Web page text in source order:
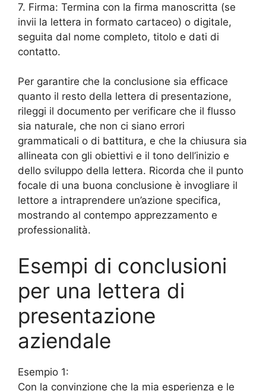
7. Firma: Termina con la firma manoscritta (se
invii la lettera in formato cartaceo) o digitale,
seguita dal nome completo, titolo e dati di
contatto.
Per garantire che la conclusione sia efficace
quanto il resto della lettera di presentazione,
rileggi il documento per verificare che il flusso
sia naturale, che non ci siano errori
grammaticali o di battitura, e che la chiusura sia
allineata con gli obiettivi e il tono dell’inizio e
dello sviluppo della lettera. Ricorda che il punto
focale di una buona conclusione è invogliare il
lettore a intraprendere un’azione specifica,
mostrando al contempo apprezzamento e
professionalità.
Esempi di conclusioni
per una lettera di
presentazione
aziendale
Esempio 1:
Con la convinzione che la mia esperienza e le